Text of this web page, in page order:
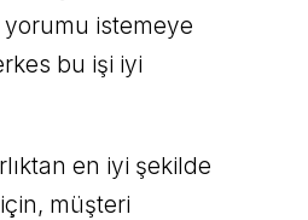
istemeye
bu işi iyi
en iyi şekilde
müşteri